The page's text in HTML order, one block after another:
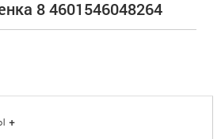
УСЛУГИ
КОНТАКТЫ
8 4601546048264
+